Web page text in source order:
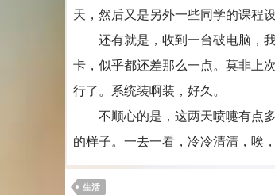
天，然后又是另外一些同学的课程
还有就是，收到一台破电脑，我
卡，似乎都还差那么一点。莫非上
行了。系统装啊装，好久。
不顺心的是，这两天喷嚏有点多
的样子。一去一看，冷冷清清，唉
生活